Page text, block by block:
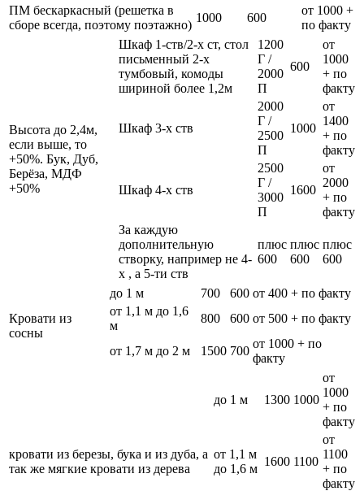
ПМ бескаркасный (решетка в
сборе всегда, поэтому поэтажно)
1000 600
от 1000 +
по факту
Высота до 2,4м,
если выше, то
+50%. Бук, Дуб,
Берёза, МДФ
+50%
Шкаф 1-ств/2-х ст, стол
письменный 2-х
тумбовый, комоды
шириной более 1,2м
1200
Г /
2000
П
600
от
1000
+ по
факту
Шкаф 3-х ств
2000
Г /
2500
П
1000
от
1400
+ по
факту
Шкаф 4-х ств
2500
Г /
3000
П
1600
от
2000
+ по
факту
За каждую
дополнительную
створку, например не 4-
х , а 5-ти ств
плюс
600
плюс
600
плюс
600
Кровати из
сосны
до 1 м 700 600 от 400 + по факту
от 1,1 м до 1,6
м
800 600 от 500 + по факту
от 1,7 м до 2 м 1500 700
от 1000 + по
факту
кровати из березы, бука и из дуба, а
так же мягкие кровати из дерева
до 1 м 1300 1000
от
1000
+ по
факту
от 1,1 м
до 1,6 м
1600 1100
от
1100
+ по
факту